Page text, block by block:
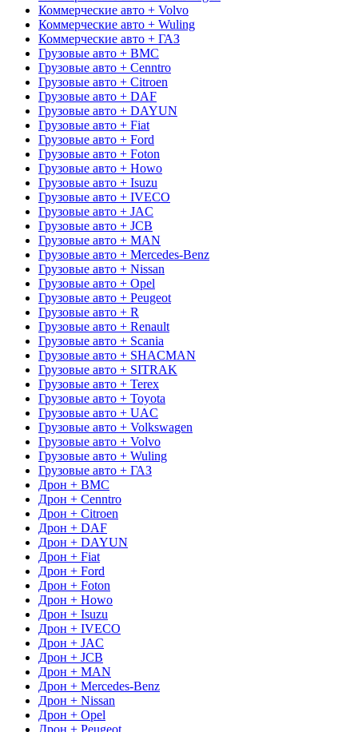
Коммерческие авто + Volvo
Коммерческие авто + Wuling
Коммерческие авто + ГАЗ
Грузовые авто + BMC
Грузовые авто + Cenntro
Грузовые авто + Citroen
Грузовые авто + DAF
Грузовые авто + DAYUN
Грузовые авто + Fiat
Грузовые авто + Ford
Грузовые авто + Foton
Грузовые авто + Howo
Грузовые авто + Isuzu
Грузовые авто + IVECO
Грузовые авто + JAC
Грузовые авто + JCB
Грузовые авто + MAN
Грузовые авто + Mercedes-Benz
Грузовые авто + Nissan
Грузовые авто + Opel
Грузовые авто + Peugeot
Грузовые авто + R
Грузовые авто + Renault
Грузовые авто + Scania
Грузовые авто + SHACMAN
Грузовые авто + SITRAK
Грузовые авто + Terex
Грузовые авто + Toyota
Грузовые авто + UAC
Грузовые авто + Volkswagen
Грузовые авто + Volvo
Грузовые авто + Wuling
Грузовые авто + ГАЗ
Дрон + BMC
Дрон + Cenntro
Дрон + Citroen
Дрон + DAF
Дрон + DAYUN
Дрон + Fiat
Дрон + Ford
Дрон + Foton
Дрон + Howo
Дрон + Isuzu
Дрон + IVECO
Дрон + JAC
Дрон + JCB
Дрон + MAN
Дрон + Mercedes-Benz
Дрон + Nissan
Дрон + Opel
Дрон + Peugeot